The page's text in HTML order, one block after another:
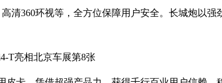
清360环视等，全方位保障用户安全。长城炮以强